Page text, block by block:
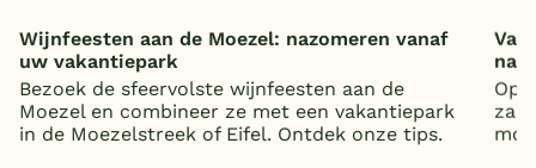
Wijnfeesten aan de Moezel: nazomeren vanaf
uw vakantiepark
Bezoek de sfeervolste wijnfeesten aan de
Moezel en combineer ze met een vakantiepark
in de Moezelstreek of Eifel. Ontdek onze tips.
Op